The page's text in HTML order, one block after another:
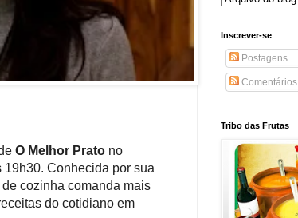
O Melhor Prato no
19h30. Conhecida por sua
cozinha comanda mais
do cotidiano em
Inscrever-se
Postagens
Comentários
Tribo das Frutas